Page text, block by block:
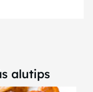
alutips